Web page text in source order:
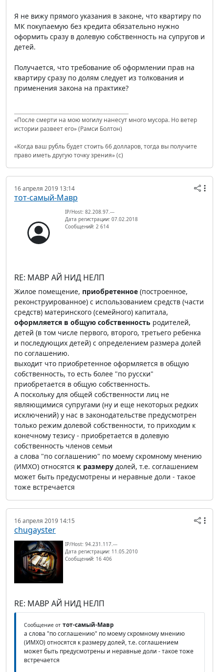
Я не вижу прямого указания в законе, что квартиру по
МК покупаемую без кредита обязательно нужно
оформить сразу в долевую собственность на супругов и
детей.
Получается, что требование об оформлении прав на
квартиру сразу по долям следует из толкования и
применения закона на практике?
«После смерти на мою могилу нанесут много мусора. Но ветер
истории развеет его» (Рамси Болтон)
«Когда ваш рубль будет стоить 66 долларов, тогда вы получите
право иметь другую точку зрения» (с)
16 апреля 2019 13:14
тот-самый-Мавр
IP/Host: 82.208.97.---
Дата регистрации: 07.02.2018
Сообщений: 2 614
RE: МАВР АЙ НИД НЕЛП
Жилое помещение, приобретенное (построенное,
реконструированное) с использованием средств (части
средств) материнского (семейного) капитала,
оформляется в общую собственность родителей,
детей (в том числе первого, второго, третьего ребенка
и последующих детей) с определением размера долей
по соглашению.
выходит что приобретенное оформляется в общую
собственность, то есть более "по русски"
приобретается в общую собственность.
А поскольку для общей собственности лиц не
являющимися супругами (ну и еще некоторых редких
исключений) у нас в законодательстве предусмотрен
только режим долевой собственности, то приходим к
конечному тезису - приобретается в долевую
собственность членов семьи
а слова "по соглашению" по моему скромному мнению
(ИМХО) относятся к размеру долей, т.е. соглашением
может быть предусмотрены и неравные доли - такое
тоже встречается
16 апреля 2019 14:15
chugayster
IP/Host: 94.231.117.---
Дата регистрации: 11.05.2010
Сообщений: 16 406
RE: МАВР АЙ НИД НЕЛП
Сообщение от тот-самый-Мавр
а слова "по соглашению" по моему скромному мнению
(ИМХО) относятся к размеру долей, т.е. соглашением
может быть предусмотрены и неравные доли - такое тоже
встречается